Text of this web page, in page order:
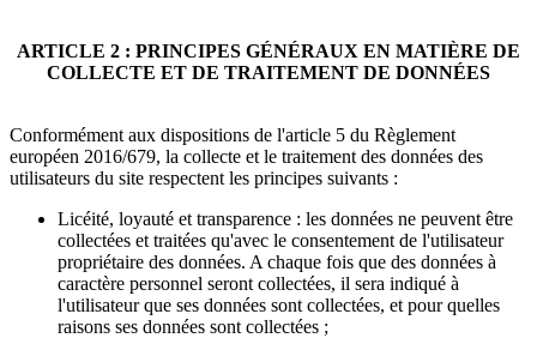
ARTICLE 2 : PRINCIPES GÉNÉRAUX EN MATIÈRE DE
COLLECTE ET DE TRAITEMENT DE DONNÉES
Conformément aux dispositions de l'article 5 du Règlement
européen 2016/679, la collecte et le traitement des données des
utilisateurs du site respectent les principes suivants :
Licéité, loyauté et transparence : les données ne peuvent être
collectées et traitées qu'avec le consentement de l'utilisateur
propriétaire des données. A chaque fois que des données à
caractère personnel seront collectées, il sera indiqué à
l'utilisateur que ses données sont collectées, et pour quelles
raisons ses données sont collectées ;